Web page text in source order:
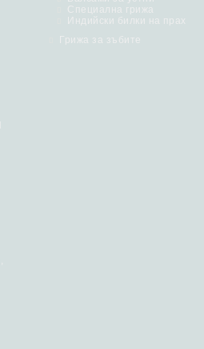
Специална грижа
Индийски билки на прах
Грижа за зъбите